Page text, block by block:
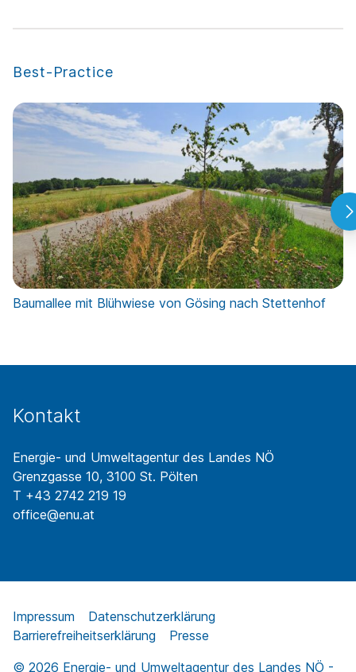
Best-Practice
Baumallee mit Blühwiese von Gösing nach Stetten­hof
Kontakt
Energie- und Umweltagentur des Landes NÖ
Grenzgasse 10, 3100 St. Pölten
T +43 2742 219 19
office@enu.at
Impressum
Datenschutzerklärung
Barrierefreiheitserklärung
Presse
© 2026 Energie- und Umweltagentur des Landes NÖ -